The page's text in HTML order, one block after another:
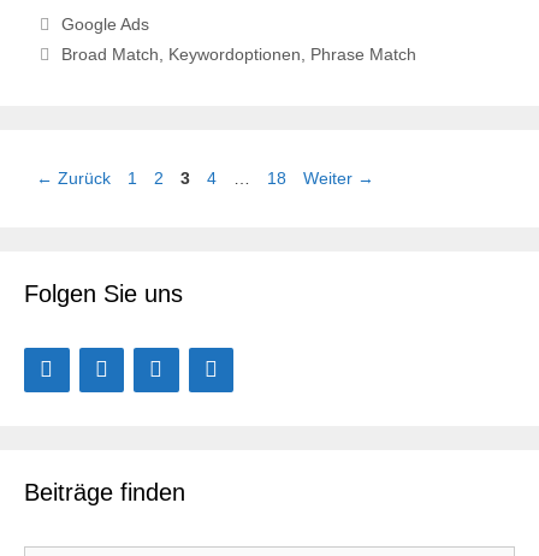
Kategorien
Google Ads
Schlagwörter
Broad Match Keywordoptionen Phrase Match
← Zurück Seite
1 Seite
2 Seite
3 Seite
4 Seite
18 Weiter →
Folgen Sie uns
Beiträge finden